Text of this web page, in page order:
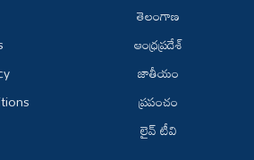
తెలంగాణ
ఆంధ్రప్రదేశ్
జాతీయం
ప్రపంచం
లైవ్ టీవి